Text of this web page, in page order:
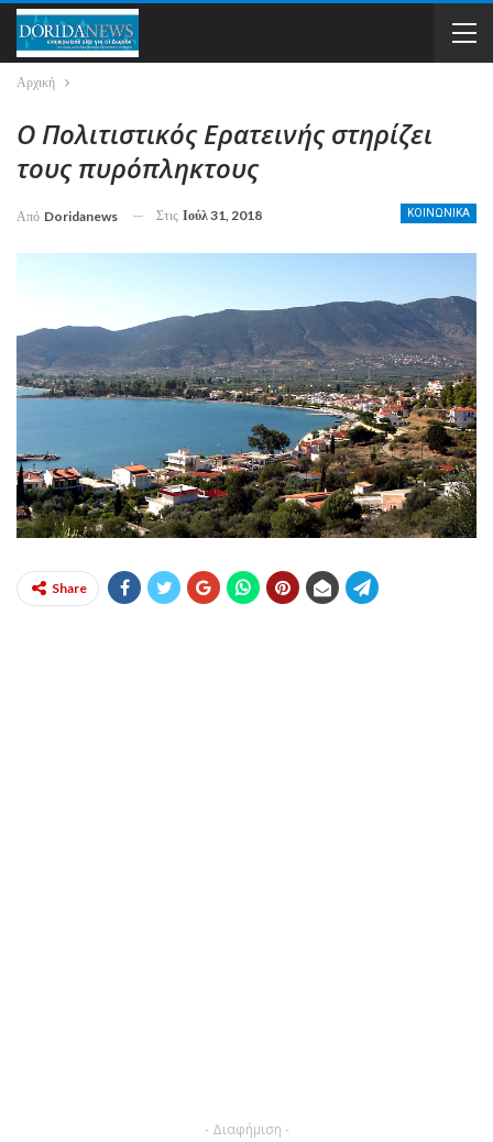
Αρχική
Ο Πολιτιστικός Ερατεινής στηρίζει
τους πυρόπληκτους
ΚΟΙΝΩΝΙΚΑ
Από Doridanews Στις Ιούλ 31, 2018
Share
- Διαφήμιση -